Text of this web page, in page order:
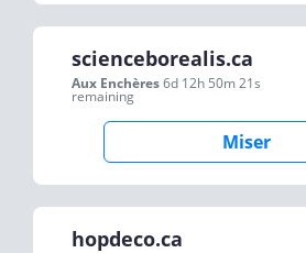
scienceborealis.ca
Aux Enchères6d 12h 50m 21s
remaining
Miser
hopdeco.ca